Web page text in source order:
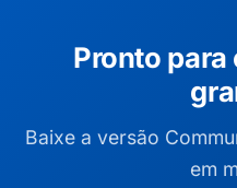
Pronto
Baixe a versão
em